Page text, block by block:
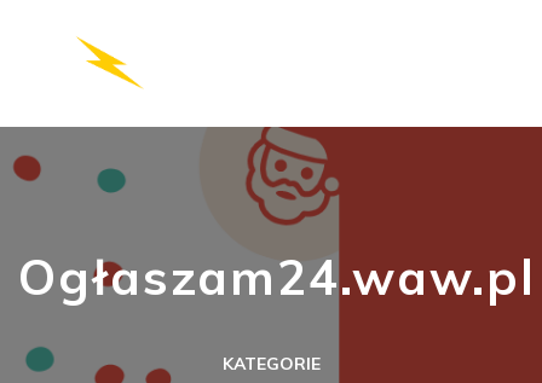
Ogłaszam24.waw.pl
KATEGORIE